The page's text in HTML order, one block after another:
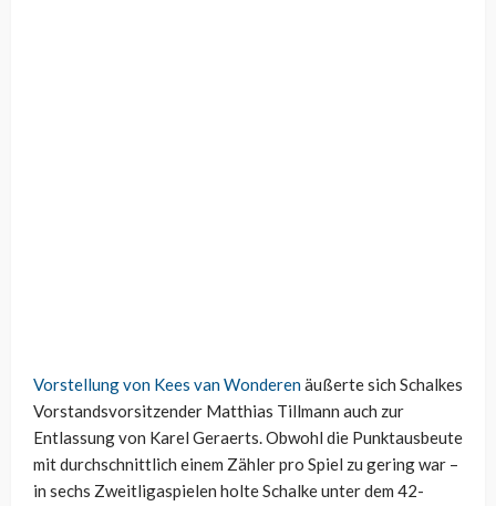
Vorstellung von Kees van Wonderenäußerte sich Schalkes
Vorstandsvorsitzender Matthias Tillmann auch zur
Entlassung von Karel Geraerts. Obwohl die Punktausbeute
mit durchschnittlich einem Zähler pro Spiel zu gering war –
in sechs Zweitligaspielen holte Schalke unter dem 42-